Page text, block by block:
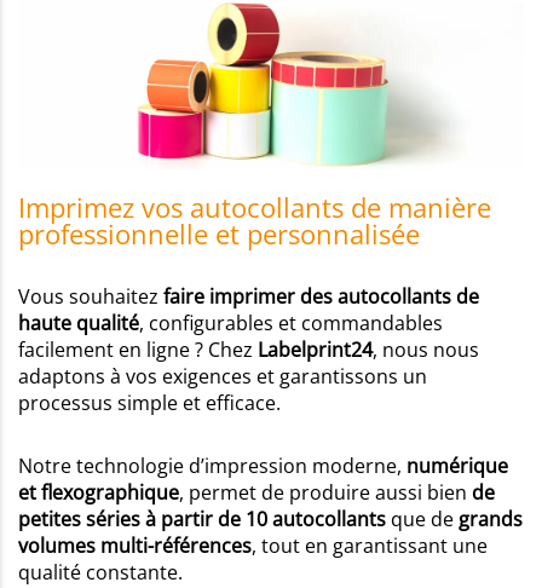
Imprimez vos autocollants de manière
professionnelle et personnalisée
Vous souhaitez faire imprimer des autocollants de
haute qualité, configurables et commandables
facilement en ligne ? Chez Labelprint24, nous nous
adaptons à vos exigences et garantissons un
processus simple et efficace.
Notre technologie d’impression moderne, numérique
et flexographique, permet de produire aussi bien de
petites séries à partir de 10 autocollants que de grands
volumes multi-références, tout en garantissant une
qualité constante.